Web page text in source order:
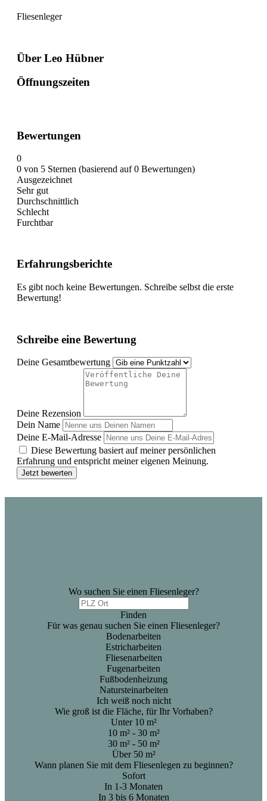
Fliesenleger
Über Leo Hübner
Öffnungszeiten
Bewertungen
0
0 von 5 Sternen (basierend auf 0 Bewertungen)
Ausgezeichnet
Sehr gut
Durchschnittlich
Schlecht
Furchtbar
Erfahrungsberichte
Es gibt noch keine Bewertungen. Schreibe selbst die erste
Bewertung!
Schreibe eine Bewertung
Deine Gesamtbewertung
Deine Rezension
Dein Name
Deine E-Mail-Adresse
Diese Bewertung basiert auf meiner persönlichen
Erfahrung und entspricht meiner eigenen Meinung.
Jetzt bewerten
Wo suchen Sie einen Fliesenleger?
Finden
Für was genau suchen Sie einen Fliesenleger?
Bodenarbeiten
Estricharbeiten
Fliesenarbeiten
Fugenarbeiten
Fußbodenheizung
Natursteinarbeiten
Ich weiß noch nicht
Wie groß ist die Fläche, für Ihr Vorhaben?
Unter 10 m²
10 m² - 30 m²
30 m² - 50 m²
Über 50 m²
Wann planen Sie mit dem Fliesenlegen zu beginnen?
Sofort
In 1-3 Monaten
In 3 bis 6 Monaten